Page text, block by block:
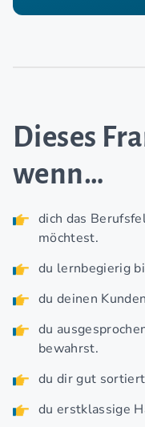
Dieses
wenn…
dich das
möchtest.
du lernbegierig
du deinen
du
bewahrst.
du dir gut
du erstklassige